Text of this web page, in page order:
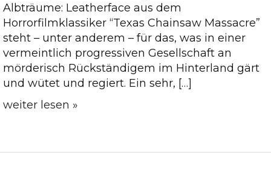
Albträume: Leatherface aus dem
Horrorfilmklassiker “Texas Chainsaw Massacre”
steht – unter anderem – für das, was in einer
vermeintlich progressiven Gesellschaft an
mörderisch Rückständigem im Hinterland gärt
und wütet und regiert. Ein sehr, […]
weiter lesen »